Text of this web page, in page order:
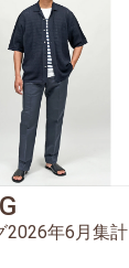
2026年6月集計